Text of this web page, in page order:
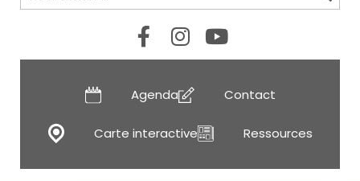
Agenda Contact
Carte interactive Ressources